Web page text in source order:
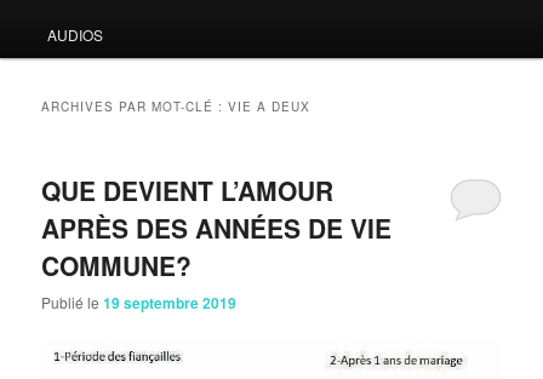
AUDIOS
ARCHIVES PAR MOT-CLÉ :VIE A DEUX
QUE DEVIENT L’AMOUR
APRÈS DES ANNÉES DE VIE
COMMUNE?
Publié le19 septembre 2019